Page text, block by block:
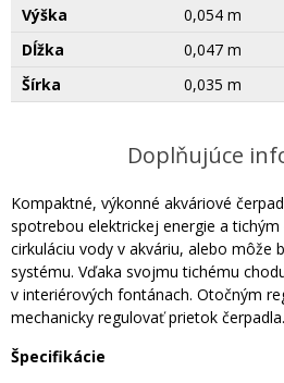
Výška
0,054 m
Dĺžka
0,047 m
Šírka
0,035 m
Doplňujúce
Kompaktné, výkonné akváriové
spotrebou elektrickej energie a
cirkuláciu vody v akváriu, alebo môže
systému. Vďaka svojmu tichému
v interiérových fontánach. Otočným
mechanicky regulovať prietok čerpadla.
Špecifikácie